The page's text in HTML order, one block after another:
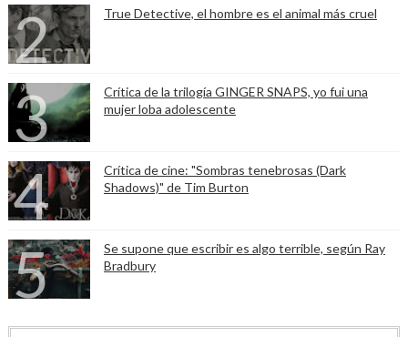
True Detective, el hombre es el animal más cruel
Crítica de la trilogía GINGER SNAPS, yo fui una
mujer loba adolescente
Crítica de cine: "Sombras tenebrosas (Dark
Shadows)" de Tim Burton
Se supone que escribir es algo terrible, según Ray
Bradbury